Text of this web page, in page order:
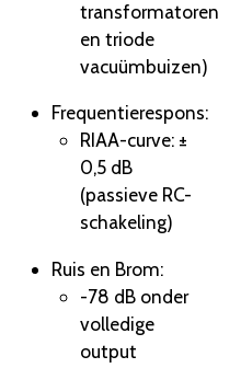
transformatoren
en triode
vacuümbuizen)
Frequentierespons:
RIAA-curve: ±
0,5 dB
(passieve RC-
schakeling)
Ruis en Brom:
-78 dB onder
volledige
output